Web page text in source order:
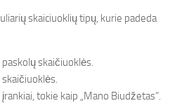
skaiciuoklių tipų, kurie padeda
paskolų skaičiuoklės.
tokie kaip „Mano Biudžetas“.